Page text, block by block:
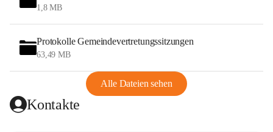
1,8 MB
Protokolle Gemeindevertretungssitzungen
63,49 MB
Alle Dateien sehen
Kontakte